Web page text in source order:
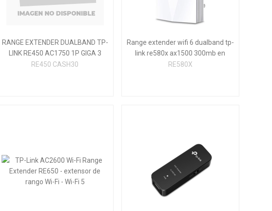
RANGE EXTENDER DUALBAND TP-
LINK RE450 AC1750 1P GIGA 3
ANTENAS FIJAS CASH30; CAJA
RE450 CASH30
Range extender wifi 6 dualband tp-
link re580x ax1500 300mb en
2,4ghz y 1200b en 5ghz 1xrj45 gb
RE580X